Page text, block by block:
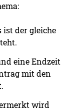
ist der gleiche
eine Endzeit
mit den
wird